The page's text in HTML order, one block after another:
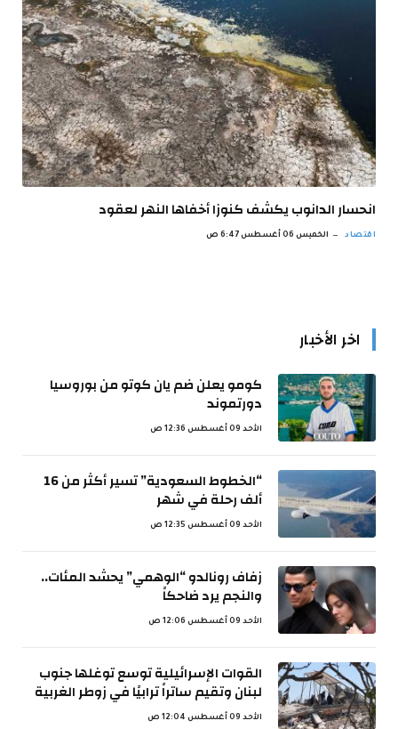
انحسار الدانوب يكشف كنوزا أخفاها النهر لعقود
اقتصاد الخميس 06 أغسطس 6:47 ص
اخر الأخبار
كومو يعلن ضم يان كوتو من بوروسيا
دورتموند
الأحد 09 أغسطس 12:36 ص
“الخطوط السعودية” تسير أكثر من 16
ألف رحلة في شهر
الأحد 09 أغسطس 12:35 ص
زفاف رونالدو “الوهمي” يحشد المئات..
والنجم يرد ضاحكاً
الأحد 09 أغسطس 12:06 ص
القوات الإسرائيلية توسع توغلها جنوب
لبنان وتقيم ساتراً ترابيًا في زوطر الغربية
الأحد 09 أغسطس 12:04 ص